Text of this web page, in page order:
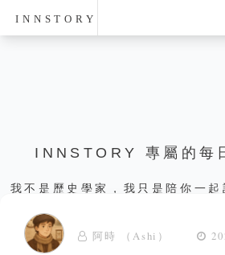
INNSTORY
INNSTORY 專屬的每
我不是歷史學家，我只是陪你一起
阿時 （Ashi）